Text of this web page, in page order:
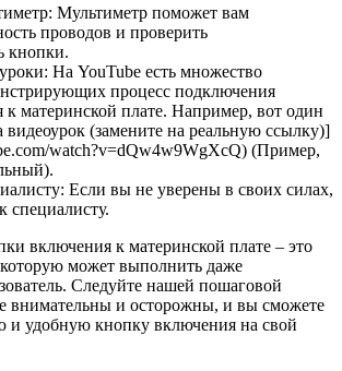
Мультиметр поможет вам
проводов и проверить
кнопки.
На YouTube есть множество
процесс подключения
материнской плате. Например, вот один
(замените на реальную ссылку)]
watch?v=dQw4w9WgXcQ) (Пример,
Если вы не уверены в своих силах,
специалисту.
включения к материнской плате – это
которую может выполнить даже
Следуйте нашей пошаговой
внимательны и осторожны, и вы сможете
и удобную кнопку включения на свой